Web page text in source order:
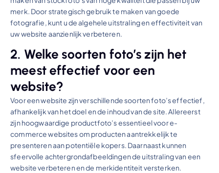
merk. Door strategisch gebruik te maken van goede
fotografie, kunt u de algehele uitstraling en effectiviteit van
uw website aanzienlijk verbeteren.
2. Welke soorten foto’s zijn het
meest effectief voor een
website?
Voor een website zijn verschillende soorten foto’s effectief,
afhankelijk van het doel en de inhoud van de site. Allereerst
zijn hoogwaardige productfoto’s essentieel voor e-
commerce websites om producten aantrekkelijk te
presenteren aan potentiële kopers. Daarnaast kunnen
sfeervolle achtergrondafbeeldingen de uitstraling van een
website verbeteren en de merkidentiteit versterken.